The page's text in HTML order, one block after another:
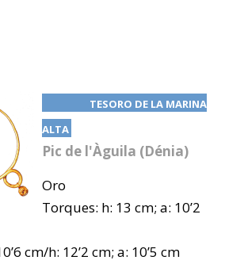
TESORO DE LA MARINA
ALTA
Pic de l'Àguila (Dénia)
Oro
Torques: h: 13 cm; a: 10’2
cm/h: 12’2 cm; a: 10’5 cm